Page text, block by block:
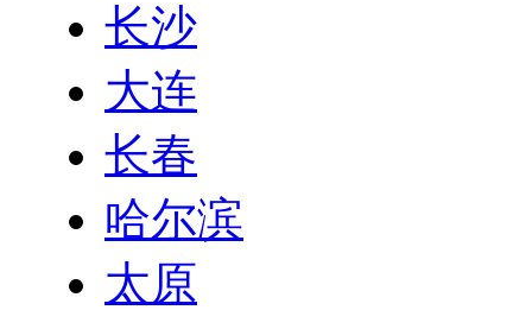
长沙
大连
长春
哈尔滨
太原